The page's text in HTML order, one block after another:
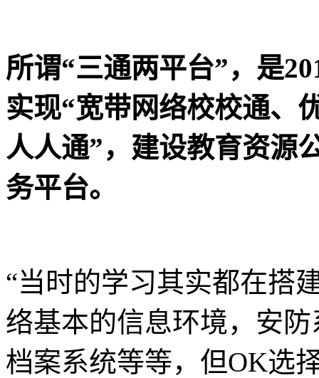
所谓“三通两平台”，是
实现“宽带网络校校通、
人人通”，建设教育资源
务平台。
“当时的学习其实都在搭
络基本的信息环境，安
档案系统等等，但OK选